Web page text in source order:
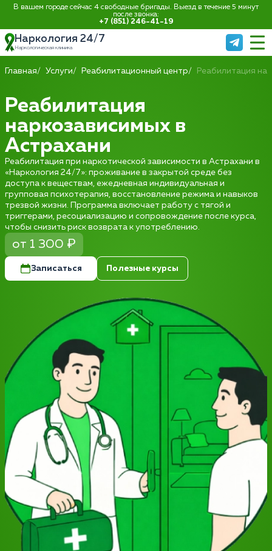
В вашем городе сейчас 4 свободные бригады. Выезд в течение 5 минут
после звонка:
+7 (851) 246-41-19
Наркология 24/7
Наркологическая клиника
Главная Услуги Реабилитационный центр Реабилитация
Реабилитация
наркозависимых в
Астрахани
Реабилитация при наркотической зависимости в Астрахани в
«Наркология 24/7»: проживание в закрытой среде без
доступа к веществам, ежедневная индивидуальная и
групповая психотерапия, восстановление режима и навыков
трезвой жизни. Программа включает работу с тягой и
триггерами, ресоциализацию и сопровождение после курса,
чтобы снизить риск возврата к употреблению.
от 1 300 ₽
Записаться Полезные курсы